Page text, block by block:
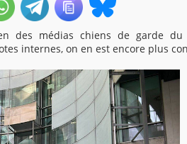
des médias chiens de garde
internes, on en est encore plus